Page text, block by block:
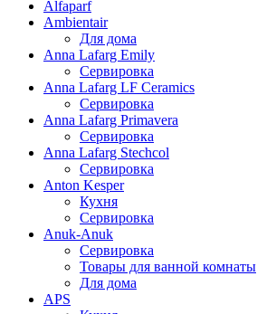
Alfaparf
Ambientair
Для дома
Anna Lafarg Emily
Сервировка
Anna Lafarg LF Ceramics
Сервировка
Anna Lafarg Primavera
Сервировка
Anna Lafarg Stechcol
Сервировка
Anton Kesper
Кухня
Сервировка
Anuk-Anuk
Сервировка
Товары для ванной комнаты
Для дома
APS